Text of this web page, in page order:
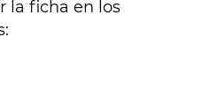
la ficha en los